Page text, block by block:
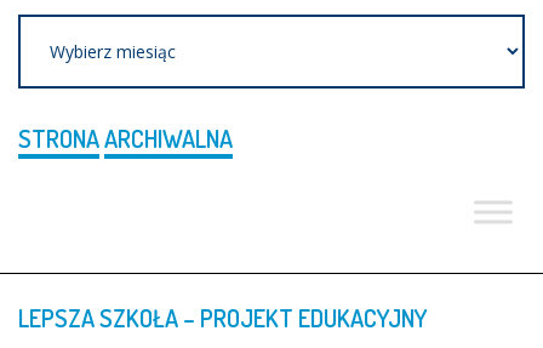
STRONAARCHIWALNA
LEPSZASZKOŁA– PROJEKT EDUKACYJNY